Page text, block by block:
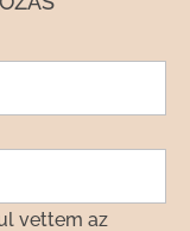
vettem az